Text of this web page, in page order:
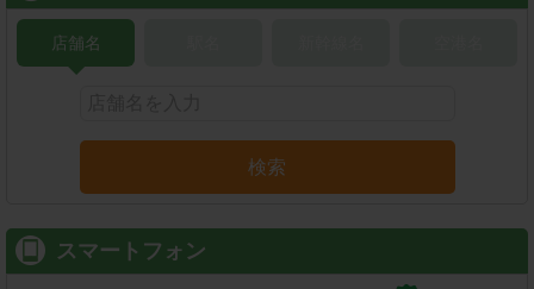
店舗名
検索
スマートフォン